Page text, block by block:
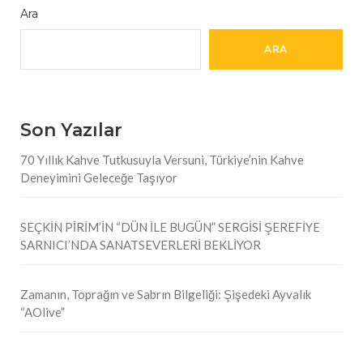
Ara
ARA
Son Yazılar
70 Yıllık Kahve Tutkusuyla Versuni, Türkiye’nin Kahve
Deneyimini Geleceğe Taşıyor
SEÇKİN PİRİM’İN “DÜN İLE BUGÜN” SERGİSİ ŞEREFİYE
SARNICI’NDA SANATSEVERLERİ BEKLİYOR
Zamanın, Toprağın ve Sabrın Bilgeliği: Şişedeki Ayvalık
“AOlive”